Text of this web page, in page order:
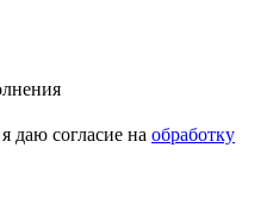
даю согласие на обработку